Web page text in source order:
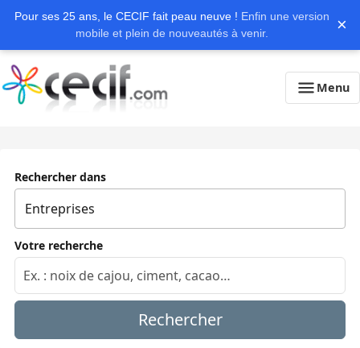
Pour ses 25 ans, le CECIF fait peau neuve ! Enfin une version
mobile et plein de nouveautés à venir.
×
Menu
Rechercher dans
Votre recherche
Rechercher